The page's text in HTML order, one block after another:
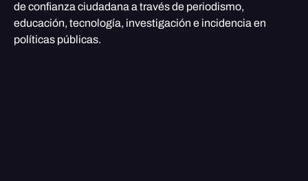
de confianza ciudadana a través de periodismo,
educación, tecnología, investigación e incidencia en
políticas públicas.